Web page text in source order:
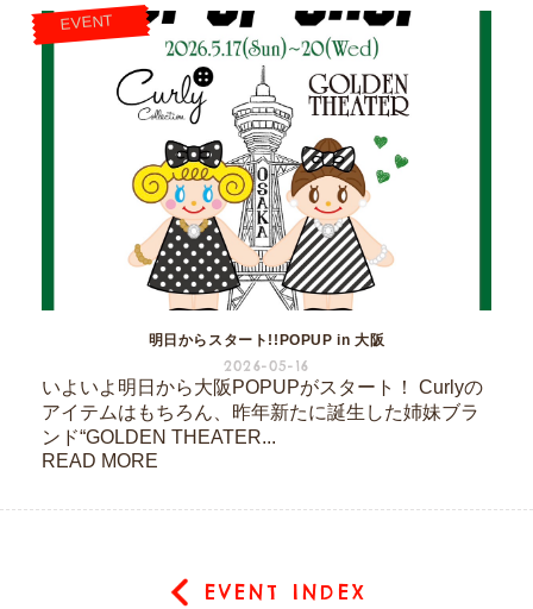
EVENT
明日からスタート!!POPUP in 大阪
2026-05-16
いよいよ明日から大阪POPUPがスタート！ Curlyの
アイテムはもちろん、昨年新たに誕生した姉妹ブラ
ンド“GOLDEN THEATER...
READ MORE
EVENT INDEX